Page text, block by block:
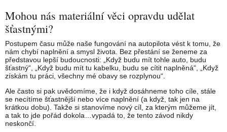
Mohou nás materiální věci opravdu udělat
šťastnými?
Postupem času může naše fungování na autopilota vést k tomu, že
nám chybí naplnění a smysl života. Bez přestání se ženeme za
představou lepší budoucnosti: „Když budu mít tohle auto, budu
šťastný“, „Když budu mít tu kabelku, budu se cítit naplněná“, „Když
získám tu práci, všechny mé obavy se rozplynou“.
Ale často si pak uvědomíme, že i když dosáhneme toho cíle, stále
se necítíme šťastnější nebo více naplnění (a když, tak jen na
krátkou dobu). Takže si stanovíme nový cíl, za kterým můžeme jít,
a tak to jde pořád dokola…vypadá to, že tento závod nikdy
neskončí.